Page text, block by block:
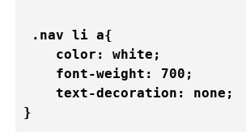
.nav li a{
    color: white;
    font-weight: 700;
    text-decoration: none;
}